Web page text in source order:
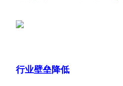
行业壁垒降低